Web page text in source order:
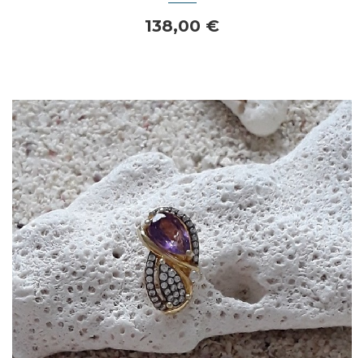
138,00 €
APERÇU RAPIDE